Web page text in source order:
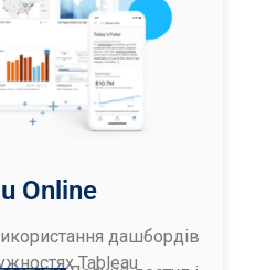
Online
дашбордів
Tableau